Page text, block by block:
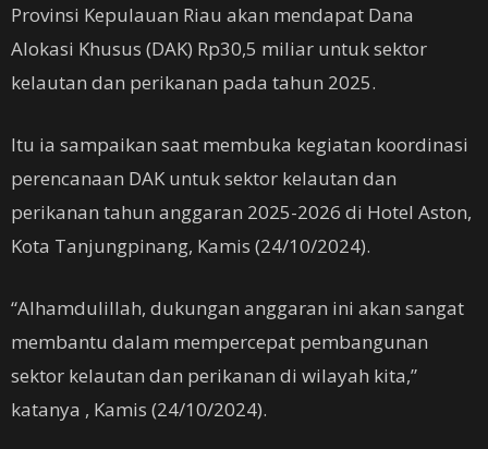
Provinsi Kepulauan Riau akan mendapat Dana
Alokasi Khusus (DAK) Rp30,5 miliar untuk sektor
kelautan dan perikanan pada tahun 2025.
Itu ia sampaikan saat membuka kegiatan koordinasi
perencanaan DAK untuk sektor kelautan dan
perikanan tahun anggaran 2025-2026 di Hotel Aston,
Kota Tanjungpinang, Kamis (24/10/2024).
“Alhamdulillah, dukungan anggaran ini akan sangat
membantu dalam mempercepat pembangunan
sektor kelautan dan perikanan di wilayah kita,”
katanya , Kamis (24/10/2024).